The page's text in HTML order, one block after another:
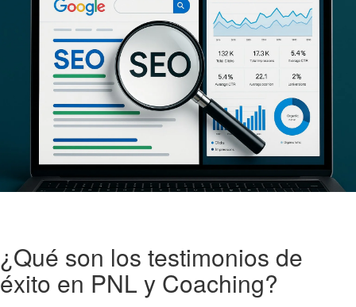
¿Qué son los testimonios de
éxito en PNL y Coaching?